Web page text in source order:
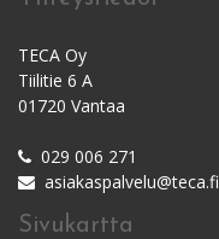
TECA Oy
Tiilitie 6 A
01720 Vantaa
029 006 271
asiakaspalvelu@teca.fi
Sivukartta